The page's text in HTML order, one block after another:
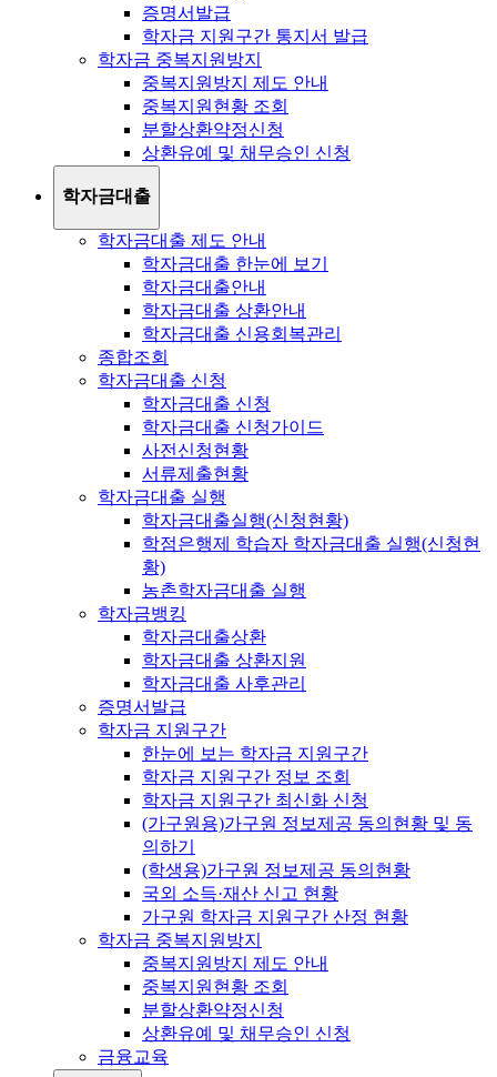
증명서발급
학자금 지원구간 통지서 발급
학자금 중복지원방지
중복지원방지 제도 안내
중복지원현황 조회
분할상환약정신청
상환유예 및 채무승인 신청
학자금대출
학자금대출 제도 안내
학자금대출 한눈에 보기
학자금대출안내
학자금대출 상환안내
학자금대출 신용회복관리
종합조회
학자금대출 신청
학자금대출 신청
학자금대출 신청가이드
사전신청현황
서류제출현황
학자금대출 실행
학자금대출실행(신청현황)
학점은행제 학습자 학자금대출 실행(신청현
황)
농촌학자금대출 실행
학자금뱅킹
학자금대출상환
학자금대출 상환지원
학자금대출 사후관리
증명서발급
학자금 지원구간
한눈에 보는 학자금 지원구간
학자금 지원구간 정보 조회
학자금 지원구간 최신화 신청
(가구원용)가구원 정보제공 동의현황 및 동
의하기
(학생용)가구원 정보제공 동의현황
국외 소득·재산 신고 현황
가구원 학자금 지원구간 산정 현황
학자금 중복지원방지
중복지원방지 제도 안내
중복지원현황 조회
분할상환약정신청
상환유예 및 채무승인 신청
금융교육